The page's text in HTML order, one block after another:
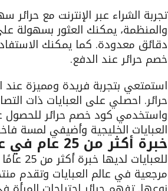
تجربة الشراء عبر الإنترنت مع
والمنظمة، يمكنك العثور بسهولة
دقائق معدودة. كما يمكنك
خصم حرائر عند الدفع.
استمتعي بتجربة فريدة ومميزة عند
حرائر. احصلي على العبايات ذات
واستخدمي كود خصم حرائر
العبايات الخليجية وأضيفي لمسة
خبرة أكثر من 25 عام في عالم العبايات الخليجية
مرجعية في عالم العبايات وتقدم